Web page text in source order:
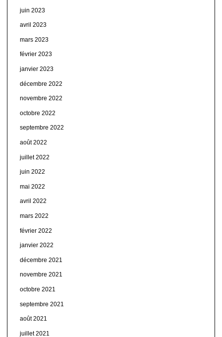
juin 2023
avril 2023
mars 2023
février 2023
janvier 2023
décembre 2022
novembre 2022
octobre 2022
septembre 2022
août 2022
juillet 2022
juin 2022
mai 2022
avril 2022
mars 2022
février 2022
janvier 2022
décembre 2021
novembre 2021
octobre 2021
septembre 2021
août 2021
juillet 2021